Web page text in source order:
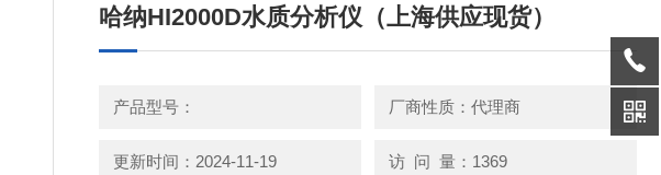
哈纳HI2000D水质分析仪（上海供应现货）
产品型号： 厂商性质：代理商
更新时间：2024-11-19 访 问 量：1369